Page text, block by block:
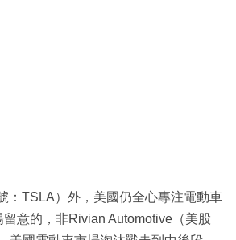
：TSLA）外，美國仍全心專注電動車
意的，非Rivian Automotive（美股